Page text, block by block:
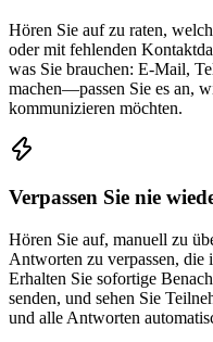
Hören Sie auf zu raten,
oder mit fehlenden
was Sie brauchen: E-Mail,
machen—passen Sie es an,
kommunizieren möchten.
Verpassen Sie nie
Hören Sie auf, manuell zu
Antworten zu verpassen, die
Erhalten Sie sofortige
senden, und sehen Sie
und alle Antworten